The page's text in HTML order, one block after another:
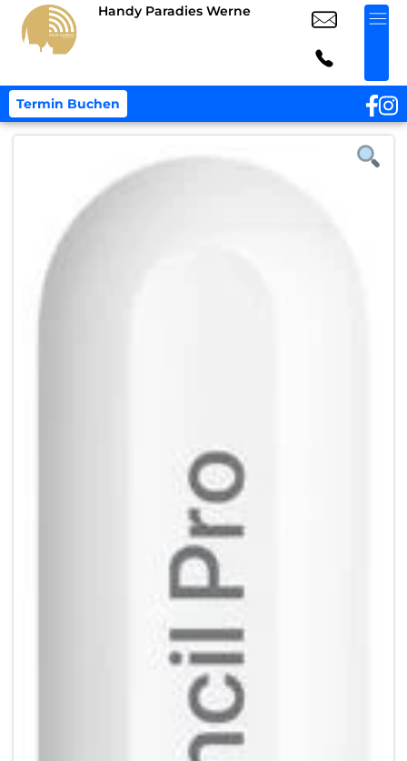
Handy Paradies Werne
Termin Buchen